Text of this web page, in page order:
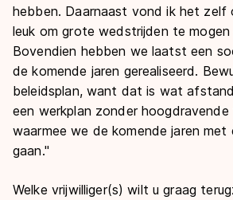
hebben. Daarnaast vond ik het zelf
leuk om grote wedstrijden te mogen
Bovendien hebben we laatst een
de komende jaren gerealiseerd.
beleidsplan, want dat is wat
een werkplan zonder hoogdravende
waarmee we de komende jaren met
gaan."
Welke vrijwilliger(s) wilt u graag